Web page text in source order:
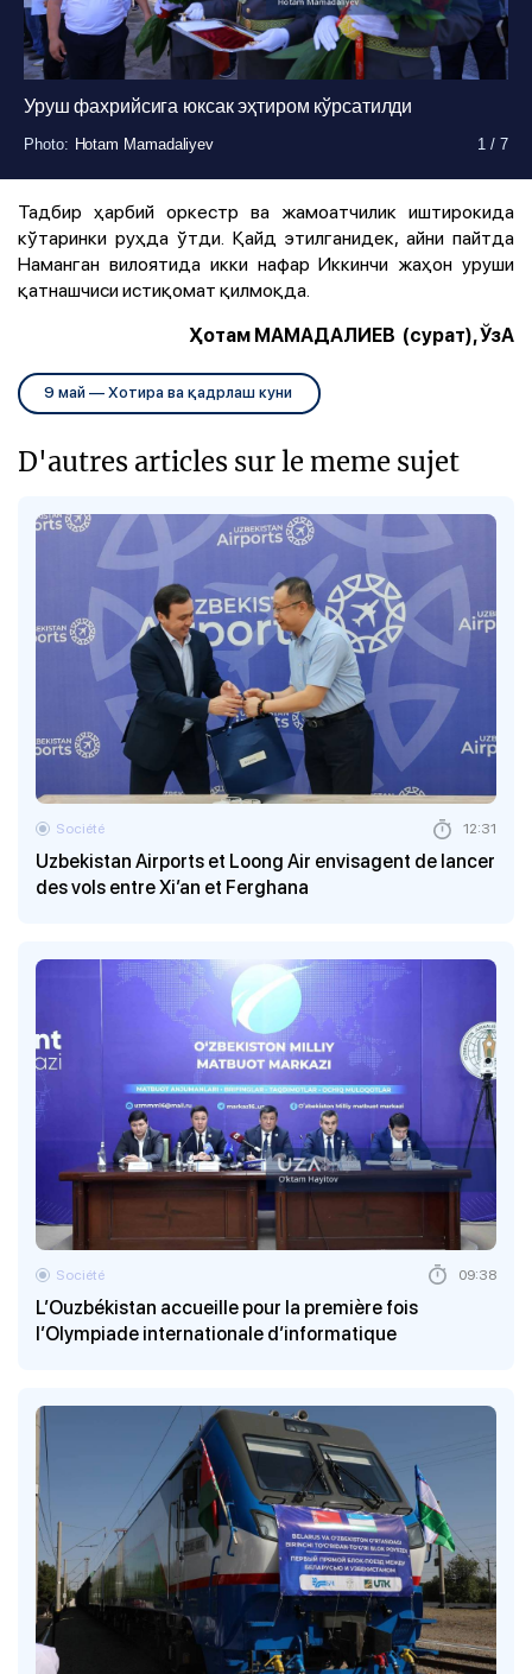
Уруш фахрийсига юксак эҳтиром кўрсатилди
Photo: Hotam Mamadaliyev 1 /7
Photo: Hotam Mamadaliyev 1 /7
Photo: Hotam Mamadaliyev 1 /7
Photo: Hotam Mamadaliyev 1 /7
Photo: Hotam Mamadaliyev 1 /7
Photo: Hotam Mamadaliyev 1 /7
Photo: Hotam Mamadaliyev 1 /7
Тадбир ҳарбий оркестр ва жамоатчилик иштирокида
кўтаринки руҳда ўтди. Қайд этилганидек, айни пайтда
Наманган вилоятида икки нафар Иккинчи жаҳон уруши
қатнашчиси истиқомат қилмоқда.
Ҳотам МАМАДАЛИЕВ (сурат), ЎзА
9 май — Хотира ва қадрлаш куни
D'autres articles sur le meme sujet
Uzbekistan Airports et Loong Air envisagent de lancer
des vols entre Xi’an et Ferghana
Société 12:31
L’Ouzbékistan accueille pour la première fois
l’Olympiade internationale d’informatique
Société 09:38